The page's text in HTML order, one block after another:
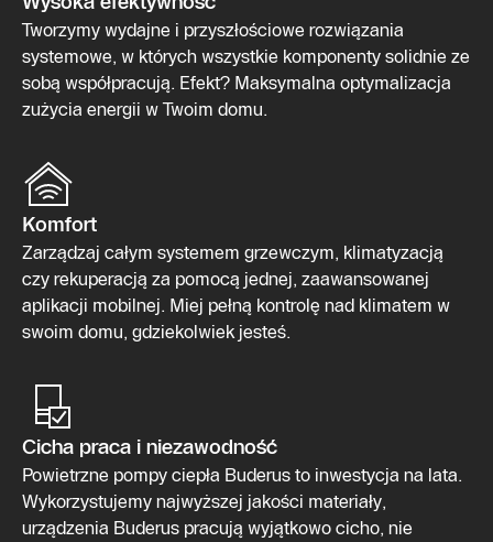
Tworzymy wydajne i przyszłościowe rozwiązania
systemowe, w których wszystkie komponenty solidnie ze
sobą współpracują. Efekt? Maksymalna optymalizacja
zużycia energii w Twoim domu.
Komfort
Zarządzaj całym systemem grzewczym, klimatyzacją
czy rekuperacją za pomocą jednej, zaawansowanej
aplikacji mobilnej. Miej pełną kontrolę nad klimatem w
swoim domu, gdziekolwiek jesteś.
Cicha praca i niezawodność
Powietrzne pompy ciepła Buderus to inwestycja na lata.
Wykorzystujemy najwyższej jakości materiały,
urządzenia Buderus pracują wyjątkowo cicho, nie